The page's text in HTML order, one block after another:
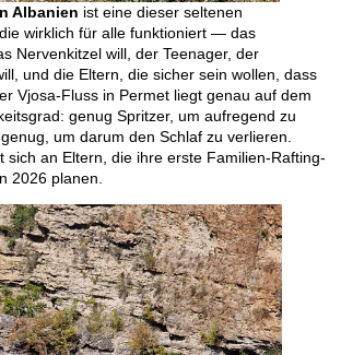
Albanien ist eine dieser seltenen
wirklich für alle funktioniert — das
Nervenkitzel will, der Teenager, der
und die Eltern, die sicher sein wollen, dass
Vjosa-Fluss in Permet liegt genau auf dem
genug Spritzer, um aufregend zu
um darum den Schlaf zu verlieren.
sich an Eltern, die ihre erste Familien-Rafting-
2026 planen.